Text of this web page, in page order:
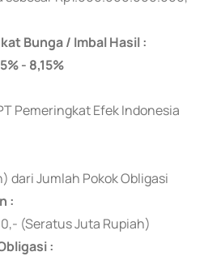
Bunga / Imbal Hasil :
- 8,15%
Pemeringkat Efek Indonesia
dari Jumlah Pokok Obligasi
:
(Seratus Juta Rupiah)
: